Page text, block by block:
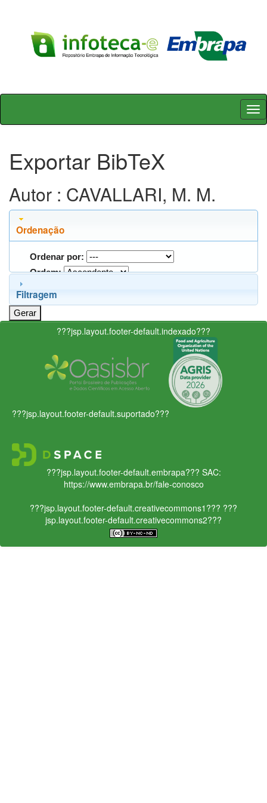
Skip
Exportar BibTeX
Autor : CAVALLARI, M. M.
Ordenação
Ordenar por:
Ordem:
Filtragem
???jsp.layout.footer-default.indexado???
???jsp.layout.footer-default.suportado???
???jsp.layout.footer-default.embrapa??? SAC:
https://www.embrapa.br/fale-conosco
???jsp.layout.footer-default.creativecommons1??? ???
jsp.layout.footer-default.creativecommons2???